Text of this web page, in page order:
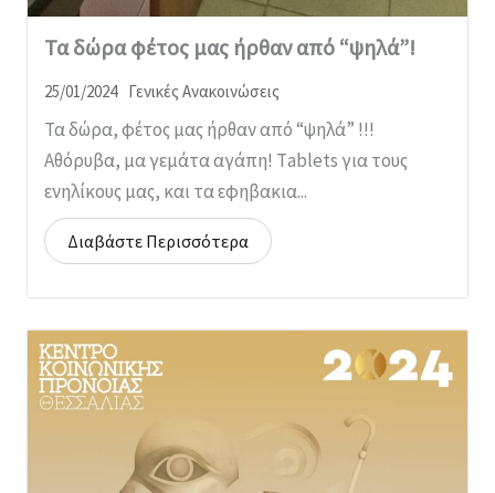
Τα δώρα φέτος μας ήρθαν από “ψηλά”!
25/01/2024 Γενικές Ανακοινώσεις
Τα δώρα, φέτος μας ήρθαν από “ψηλά” !!!
Αθόρυβα, μα γεμάτα αγάπη! Τablets για τους
ενηλίκους μας, και τα εφηβακια...